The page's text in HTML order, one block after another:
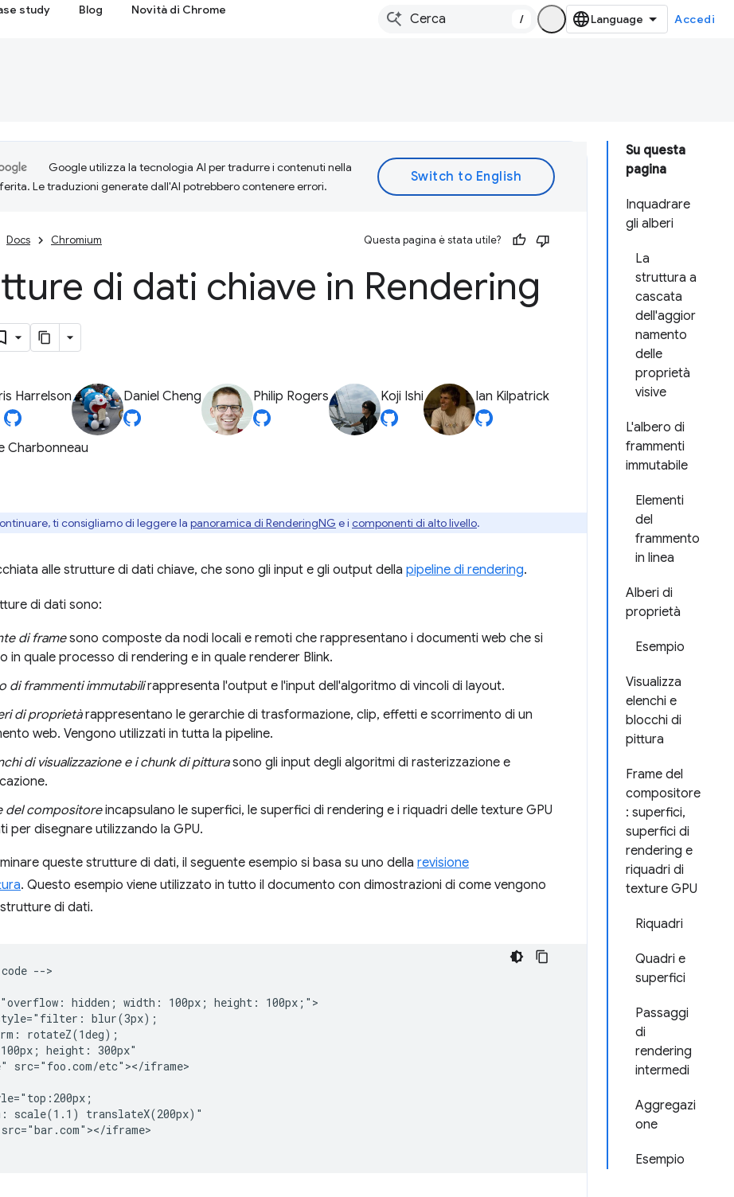
study Blog Novità di Chrome
/ Accedi
Su questa
pagina
Inquadrare
gli alberi
La
struttura a
cascata
dell'aggior
namento
delle
proprietà
visive
L'albero di
frammenti
immutabile
Elementi
del
frammento
in linea
Alberi di
proprietà
Esempio
Visualizza
elenchi e
blocchi di
pittura
Frame del
compositore
: superfici,
superfici di
rendering e
riquadri di
texture GPU
Riquadri
Quadri e
superfici
Passaggi
di
rendering
intermedi
Aggregazi
one
Esempio
Google utilizza la tecnologia AI per tradurre i contenuti nella
Le traduzioni generate dall'AI potrebbero contenere errori.
Docs Chromium Questa pagina è stata utile?
di dati chiave in Rendering
Harrelson Daniel Cheng Philip Rogers Koji Ishi Ian Kilpatrick
Charbonneau
ti consigliamo di leggere la panoramica di RenderingNG e i componenti di alto livello.
alle strutture di dati chiave, che sono gli input e gli output della pipeline di rendering.
di dati sono:
di framesono composte da nodi locali e remoti che rappresentano i documenti web che si
in quale processo di rendering e in quale renderer Blink.
di frammenti immutabilirappresenta l'output e l'input dell'algoritmo di vincoli di layout.
di proprietàrappresentano le gerarchie di trasformazione, clip, effetti e scorrimento di un
web. Vengono utilizzati in tutta la pipeline.
di visualizzazione e i chunk di pitturasono gli input degli algoritmi di rasterizzazione e
del compositoreincapsulano le superfici, le superfici di rendering e i riquadri delle texture GPU
per disegnare utilizzando la GPU.
queste strutture di dati, il seguente esempio si basa su uno della revisione
. Questo esempio viene utilizzato in tutto il documento con dimostrazioni di come vengono
di dati.
-->
hidden; width: 100px; height: 100px;">
blur(3px);
rotateZ(1deg);
height: 300px"
src="foo.com/etc"></iframe>
scale(1.1) translateX(200px)"
iframe>